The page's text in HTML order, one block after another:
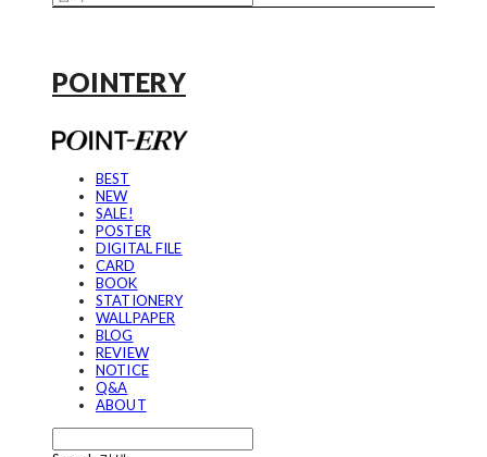
POINTERY
BEST
NEW
SALE!
POSTER
DIGITAL FILE
CARD
BOOK
STATIONERY
WALLPAPER
BLOG
REVIEW
NOTICE
Q&A
ABOUT